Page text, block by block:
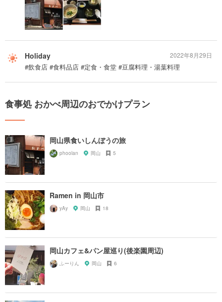
Holiday
#飲食店 #食料品店 #定食・食堂 #豆腐料理・湯葉料理
2022年8月29日
食事処 おかべ周辺のおでかけプラン
岡山県食いしんぼうの旅
phoolan 岡山 5
Ramen in 岡山市
yAy 岡山 18
岡山カフェ&パン屋巡り(後楽園周辺)
ふーりん 岡山 6